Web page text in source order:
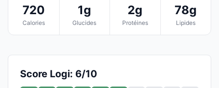
720
Calories
1g
Glucides
2g
Protéines
78g
Lipides
Score Logi: 6/10